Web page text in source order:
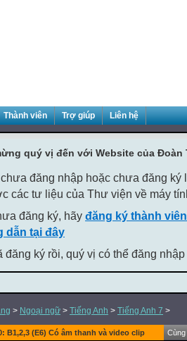
Thành viên Trợ giúp Liên hệ
quý vị đến với Website của Đoàn
đăng nhập hoặc chưa đăng ký
các tư liệu của Thư viện về máy
đăng ký, hãy đăng ký thành
dẫn tại đây
đăng ký rồi, quý vị có thể đăng
> Ngoại ngữ > Tiếng Anh > Tiếng Anh 7 >
B1,2,3 (E6) Có âm thanh và video clip